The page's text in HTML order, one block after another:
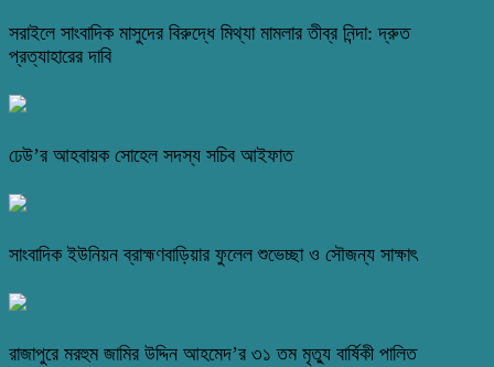
সরাইলে সাংবাদিক মাসুদের বিরুদ্ধে মিথ্যা মামলার তীব্র নিন্দা: দ্রুত
প্রত্যাহারের দাবি
ঢেউ’র আহবায়ক সোহেল সদস্য সচিব আইফাত
সাংবাদিক ইউনিয়ন ব্রাহ্মণবাড়িয়ার ফুলেল শুভেচ্ছা ও সৌজন্য সাক্ষাৎ
রাজাপুরে মরহুম জামির উদ্দিন আহমেদ’র ৩১ তম মৃত্যু বার্ষিকী পালিত